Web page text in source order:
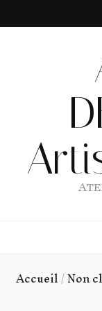
Accueil/Non